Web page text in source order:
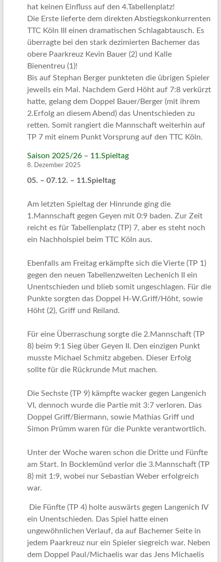
hat keinen Einfluss auf den 4.Tabellenplatz!
Die Erste lieferte dem direkten Abstiegskonkurrenten
TTC Köln III einen dramatischen Schlagabtausch. Es
überragte bei den stark dezimierten Bachemer das
obere Paarkreuz Kevin Bauer (2) und Kalle
Bienentreu (1)!
Bis auf Stephan Berger punkteten die übrigen Spieler
jeweils ein Mal. Nachdem Gerd Höht auf 7:8 verkürzt
hatte, gelang dem Doppel Bauer/Berger (mit ihrem
2.Erfolg an diesem Abend) das Unentschieden zu
retten. Somit rangiert die Mannschaft weiterhin auf
TP 7 mit einem Punkt Vorsprung auf den TTC Köln.
Saison 2025/26 – 11.Spieltag
8. Dezember 2025
05. – 07.12. – 11.Spieltag
Am letzten Spieltag der Hinrunde ging die
1.Mannschaft gegen Geyen mit 0:9 baden. Zur Zeit
reicht es für Tabellenplatz (TP) 7, aber es steht noch
ein Nachholspiel beim TTC Köln aus.
Ebenfalls am Freitag erkämpfte sich die Vierte (TP 1)
gegen den neuen Tabellenzweiten Lechenich II ein
Unentschieden und blieb somit ungeschlagen. Für die
Punkte sorgten das Doppel H-W.Griff/Höht, sowie
Höht (2), Griff und Reiland.
Für eine Überraschung sorgte die 2.Mannschaft (TP
8) beim 9:1 Sieg über Geyen II. Den einzigen Punkt
musste Michael Schmitz abgeben. Dieser Erfolg
sollte für die Rückrunde Mut machen.
Die Sechste (TP 9) kämpfte wacker gegen Langenich
VI, dennoch wurde die Partie mit 3:7 verloren. Das
Doppel Griff/Biermann, sowie Mathias Griff und
Simon Prümm waren für die Punkte verantwortlich.
Unter der Woche waren schon die Dritte und Fünfte
am Start. In Bocklemünd verlor die 3.Mannschaft (TP
8) mit 1:9, wobei nur Sebastian Weber erfolgreich
war.
Die Fünfte (TP 4) holte auswärts gegen Langenich IV
ein Unentschieden. Das Spiel hatte einen
ungewöhnlichen Verlauf, da auf Bachemer Seite in
jedem Paarkreuz nur ein Spieler siegreich war. Neben
dem Doppel Paul/Michaelis war das Jens Michaelis